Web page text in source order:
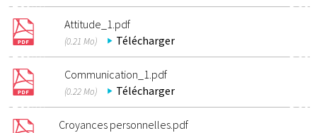
Attitude_1.pdf
(0.21 Mo) Télécharger
Communication_1.pdf
(0.22 Mo) Télécharger
Croyances personnelles.pdf